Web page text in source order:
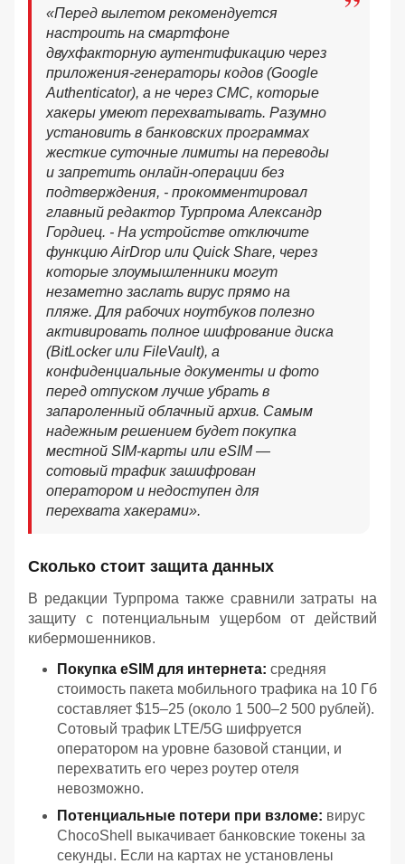
«Перед вылетом рекомендуется
настроить на смартфоне
двухфакторную аутентификацию через
приложения-генераторы кодов (Google
Authenticator), а не через СМС, которые
хакеры умеют перехватывать. Разумно
установить в банковских программах
жесткие суточные лимиты на переводы
и запретить онлайн-операции без
подтверждения, - прокомментировал
главный редактор Турпрома Александр
Гордиец. - На устройстве отключите
функцию AirDrop или Quick Share, через
которые злоумышленники могут
незаметно заслать вирус прямо на
пляже. Для рабочих ноутбуков полезно
активировать полное шифрование диска
(BitLocker или FileVault), а
конфиденциальные документы и фото
перед отпуском лучше убрать в
запароленный облачный архив. Самым
надежным решением будет покупка
местной SIM-карты или eSIM —
сотовый трафик зашифрован
оператором и недоступен для
перехвата хакерами».
Сколько стоит защита данных
В редакции Турпрома также сравнили затраты на
защиту с потенциальным ущербом от действий
кибермошенников.
Покупка eSIM для интернета: средняя
стоимость пакета мобильного трафика на 10 Гб
составляет $15–25 (около 1 500–2 500 рублей).
Сотовый трафик LTE/5G шифруется
оператором на уровне базовой станции, и
перехватить его через роутер отеля
невозможно.
Потенциальные потери при взломе: вирус
ChocoShell выкачивает банковские токены за
секунды. Если на картах не установлены